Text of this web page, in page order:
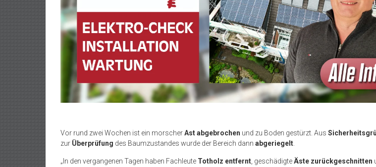
Vor rund zwei Wochen ist ein morscherAst abgebrochen und zu Boden gestürzt. Aus
zur Überprüfung des Baumzustandes wurde der Bereich dann abgeriegelt.
„In den vergangenen Tagen haben Fachleute Totholz entfernt, geschädigteÄste zurückgeschnitten